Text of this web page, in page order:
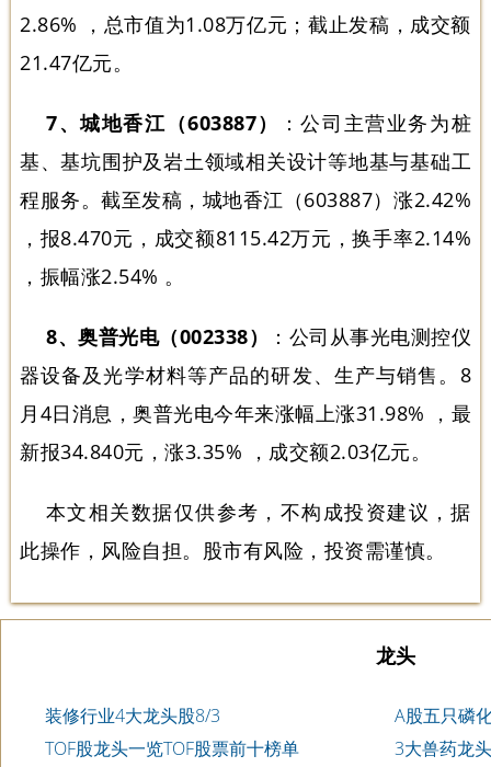
2.86% ，总市值为1.08万亿元；截止发稿，成交额
21.47亿元。
7、城地香江（603887）
：公司主营业务为桩
基、基坑围护及岩土领域相关设计等地基与基础工
程服务。截至发稿，城地香江（603887）涨2.42%
，报8.470元，成交额8115.42万元，换手率2.14%
，振幅涨2.54% 。
8、奥普光电（002338）
：公司从事光电测控仪
器设备及光学材料等产品的研发、生产与销售。8
月4日消息，奥普光电今年来涨幅上涨31.98% ，最
新报34.840元，涨3.35% ，成交额2.03亿元。
本文相关数据仅供参考，不构成投资建议，据
此操作，风险自担。股市有风险，投资需谨慎。
龙头
装修行业4大龙头股8/3
A股五只磷
TOF股龙头一览TOF股票前十榜单
3大兽药龙